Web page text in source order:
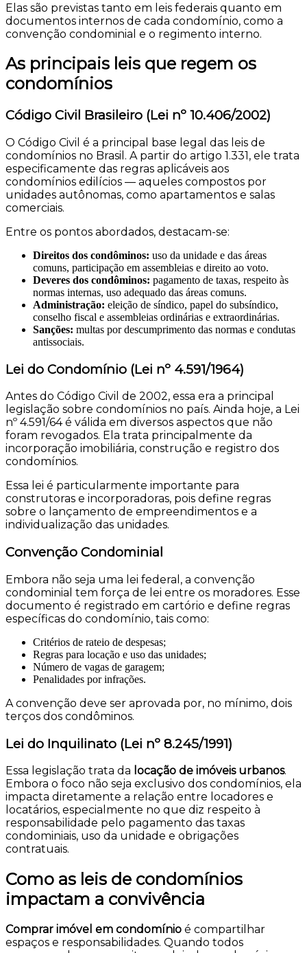
Elas são previstas tanto em leis federais quanto em
documentos internos de cada condomínio, como a
convenção condominial e o regimento interno.
As principais leis que regem os
condomínios
Código Civil Brasileiro (Lei nº 10.406/2002)
O Código Civil é a principal base legal das leis de
condomínios no Brasil. A partir do artigo 1.331, ele trata
especificamente das regras aplicáveis aos
condomínios edilícios — aqueles compostos por
unidades autônomas, como apartamentos e salas
comerciais.
Entre os pontos abordados, destacam-se:
Direitos dos condôminos: uso da unidade e das áreas
comuns, participação em assembleias e direito ao voto.
Deveres dos condôminos: pagamento de taxas, respeito às
normas internas, uso adequado das áreas comuns.
Administração: eleição de síndico, papel do subsíndico,
conselho fiscal e assembleias ordinárias e extraordinárias.
Sanções: multas por descumprimento das normas e condutas
antissociais.
Lei do Condomínio (Lei nº 4.591/1964)
Antes do Código Civil de 2002, essa era a principal
legislação sobre condomínios no país. Ainda hoje, a Lei
nº 4.591/64 é válida em diversos aspectos que não
foram revogados. Ela trata principalmente da
incorporação imobiliária, construção e registro dos
condomínios.
Essa lei é particularmente importante para
construtoras e incorporadoras, pois define regras
sobre o lançamento de empreendimentos e a
individualização das unidades.
Convenção Condominial
Embora não seja uma lei federal, a convenção
condominial tem força de lei entre os moradores. Esse
documento é registrado em cartório e define regras
específicas do condomínio, tais como:
Critérios de rateio de despesas;
Regras para locação e uso das unidades;
Número de vagas de garagem;
Penalidades por infrações.
A convenção deve ser aprovada por, no mínimo, dois
terços dos condôminos.
Lei do Inquilinato (Lei nº 8.245/1991)
Essa legislação trata da locação de imóveis urbanos.
Embora o foco não seja exclusivo dos condomínios, ela
impacta diretamente a relação entre locadores e
locatários, especialmente no que diz respeito à
responsabilidade pelo pagamento das taxas
condominiais, uso da unidade e obrigações
contratuais.
Como as leis de condomínios
impactam a convivência
Comprar imóvel em condomínio é compartilhar
espaços e responsabilidades. Quando todos